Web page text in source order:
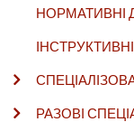
НОРМАТИВНІ
РАЗОВІ